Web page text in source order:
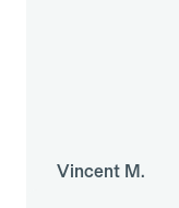
Vincent M.